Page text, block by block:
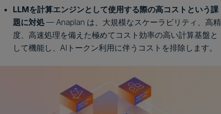
LLMを計算エンジンとして使用する際の高コストという課
題に対処 — Anaplan は、大規模なスケーラビリティ、高精
度、高速処理を備えた極めてコスト効率の高い計算基盤と
して機能し、AIトークン利用に伴うコストを排除します。